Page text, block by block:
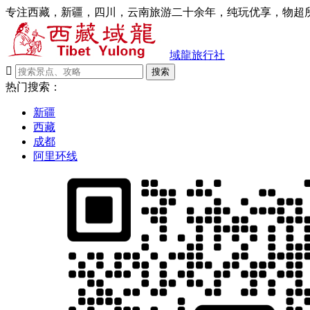
专注西藏，新疆，四川，云南旅游二十余年，纯玩优享，物超
域龍旅行社

搜索
热门搜索：
新疆
西藏
成都
阿里环线